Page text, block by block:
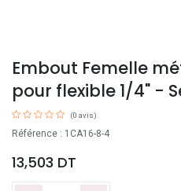
Embout Femelle
pour flexible 1/4" -
(0 avis)
Référence : 1CA16-8-4
13,503 DT